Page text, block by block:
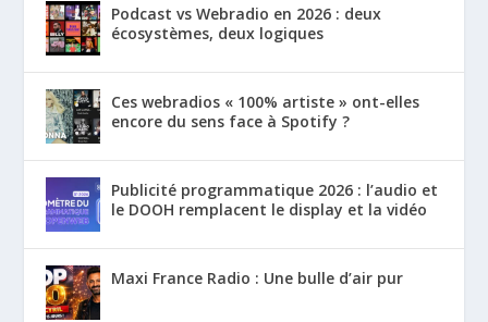
Podcast vs Webradio en 2026 : deux
écosystèmes, deux logiques
Ces webradios « 100% artiste » ont-elles
encore du sens face à Spotify ?
Publicité programmatique 2026 : l’audio et
le DOOH remplacent le display et la vidéo
Maxi France Radio : Une bulle d’air pur